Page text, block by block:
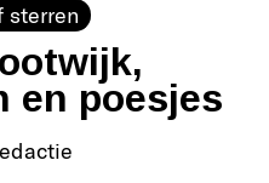
sterren
en poesjes